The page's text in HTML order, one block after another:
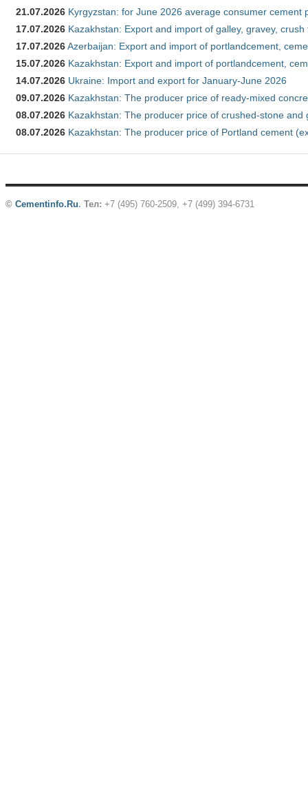
21.07.2026 Kyrgyzstan: for June 2026 average consumer cement
17.07.2026 Kazakhstan: Export and import of galley, gravey,
17.07.2026Azerbaijan: Export and import of portlandcement,
15.07.2026 Kazakhstan: Export and import of portlandcement,
14.07.2026 Ukraine: Import and export for January-June 2026
09.07.2026 Kazakhstan: The producer price of ready-mixed
08.07.2026 Kazakhstan: The producer price of crushed-stone and
08.07.2026 Kazakhstan: The producer price of Portland cement
© Cementinfo.Ru. Тел: +7 (495) 760-2509, +7 (499) 394-6731